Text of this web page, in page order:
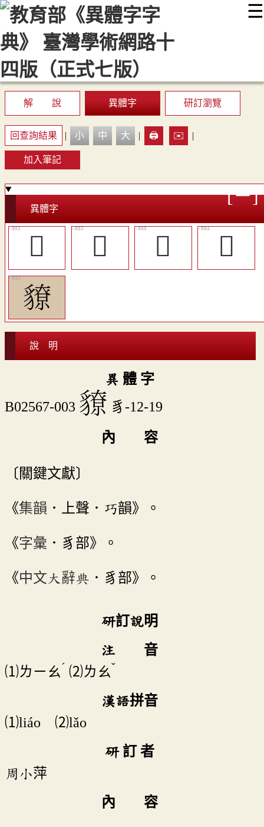
☰
::: 最新消息 常見問題 編輯說明
顯示模式
網站導覽
解 說 異體字 研訂瀏覽
回查詢結果 | 小 中 大 | 🖨️ ✉️ |
加入筆記
異體字
𤢙 𤢸 󸀝
󸀜
䝤
說 明
異 體 字
B02567-003 䝤 豸-12-19
內 容
〔關鍵文獻〕
《集韻 ．上聲．巧韻》。
《字彙 ．豸部》。
《中文大辭典 ．豸部》。
研訂說明
注 音
⑴ㄌㄧㄠˊ ⑵ㄌㄠˇ
漢語拼音
⑴liáo ⑵lǎo
研 訂 者
周小萍
內 容